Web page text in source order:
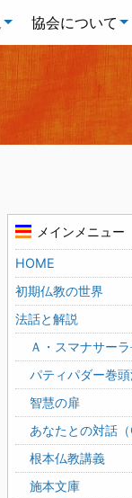
協会について
メインメニュー
HOME
初期仏教の世界
法話と解説
Ａ・スマナサー
パティパダー巻
智慧の扉
あなたとの対話（
根本仏教講義
施本文庫